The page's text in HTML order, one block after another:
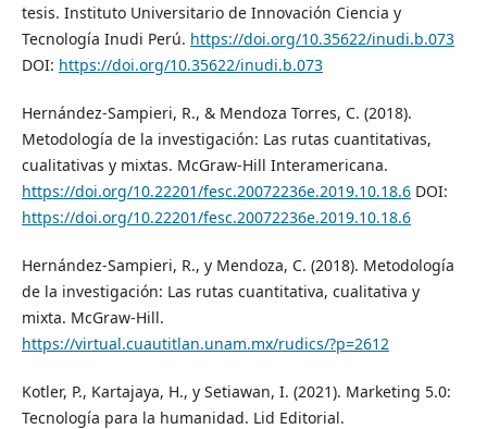
tesis. Instituto Universitario de Innovación Ciencia y
Tecnología Inudi Perú. https://doi.org/10.35622/inudi.b.073
DOI: https://doi.org/10.35622/inudi.b.073
Hernández-Sampieri, R., & Mendoza Torres, C. (2018).
Metodología de la investigación: Las rutas cuantitativas,
cualitativas y mixtas. McGraw-Hill Interamericana.
https://doi.org/10.22201/fesc.20072236e.2019.10.18.6DOI:
https://doi.org/10.22201/fesc.20072236e.2019.10.18.6
Hernández-Sampieri, R., y Mendoza, C. (2018). Metodología
de la investigación: Las rutas cuantitativa, cualitativa y
mixta. McGraw-Hill.
https://virtual.cuautitlan.unam.mx/rudics/?p=2612
Kotler, P., Kartajaya, H., y Setiawan, I. (2021). Marketing 5.0:
Tecnología para la humanidad. Lid Editorial.